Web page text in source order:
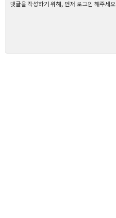
댓글을 작성하기 위해, 먼저 로그인 해주세요